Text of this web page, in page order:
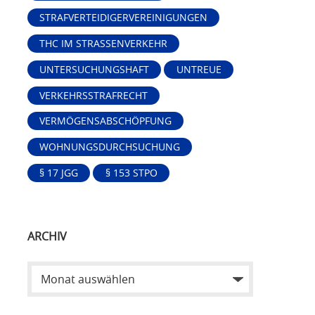
STRAFVERTEIDIGERVEREINIGUNGEN
THC IM STRASSENVERKEHR
UNTERSUCHUNGSHAFT
UNTREUE
VERKEHRSSTRAFRECHT
VERMÖGENSABSCHÖPFUNG
WOHNUNGSDURCHSUCHUNG
§ 17 JGG
§ 153 STPO
ARCHIV